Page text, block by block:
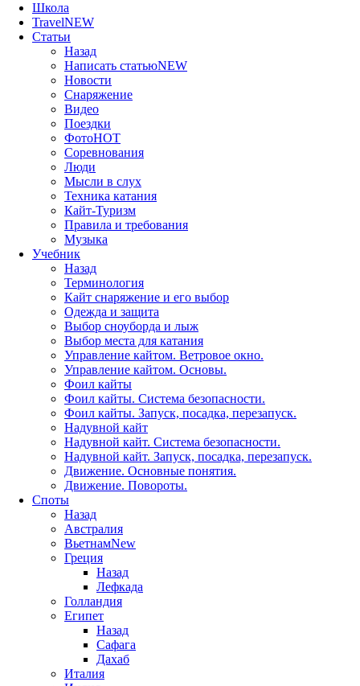
Школа
TravelNEW
Статьи
Назад
Написать статьюNEW
Новости
Снаряжение
Видео
Поездки
ФотоHOT
Соревнования
Люди
Мысли в слух
Техника катания
Кайт-Туризм
Правила и требования
Музыка
Учебник
Назад
Терминология
Кайт снаряжение и его выбор
Одежда и защита
Выбор сноуборда и лыж
Выбор места для катания
Управление кайтом. Ветровое окно.
Управление кайтом. Основы.
Фоил кайты
Фоил кайты. Система безопасности.
Фоил кайты. Запуск, посадка, перезапуск.
Надувной кайт
Надувной кайт. Система безопасности.
Надувной кайт. Запуск, посадка, перезапуск.
Движение. Основные понятия.
Движение. Повороты.
Споты
Назад
Австралия
ВьетнамNew
Греция
Назад
Лефкада
Голландия
Египет
Назад
Сафага
Дахаб
Италия